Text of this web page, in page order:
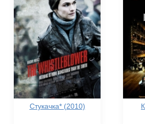
Стукачка* (2010)